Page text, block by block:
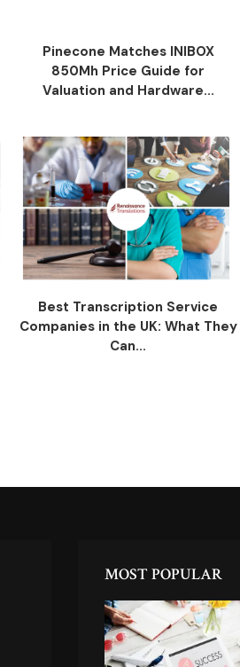
Pinecone Matches INIBOX
850Mh Price Guide for
Valuation and Hardware...
Best Transcription Service
Companies in the UK: What They
Can...
MOST POPULAR